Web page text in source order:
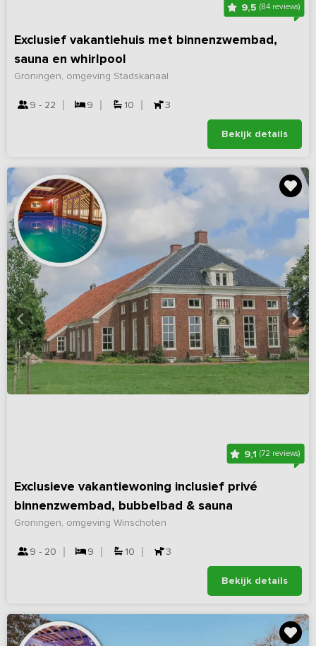
9,5(84 reviews)
Exclusief vakantiehuis met binnenzwembad,
sauna en whirlpool
Groningen, omgeving Stadskanaal
9 - 22 9 10 3
Bekijk details
9,1(72 reviews)
Exclusieve vakantiewoning inclusief privé
binnenzwembad, bubbelbad & sauna
Groningen, omgeving Winschoten
9 - 20 9 10 3
Bekijk details